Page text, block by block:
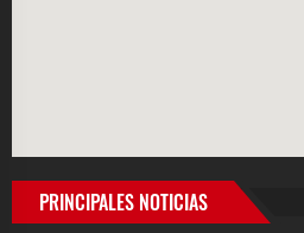
PRINCIPALES NOTICIAS